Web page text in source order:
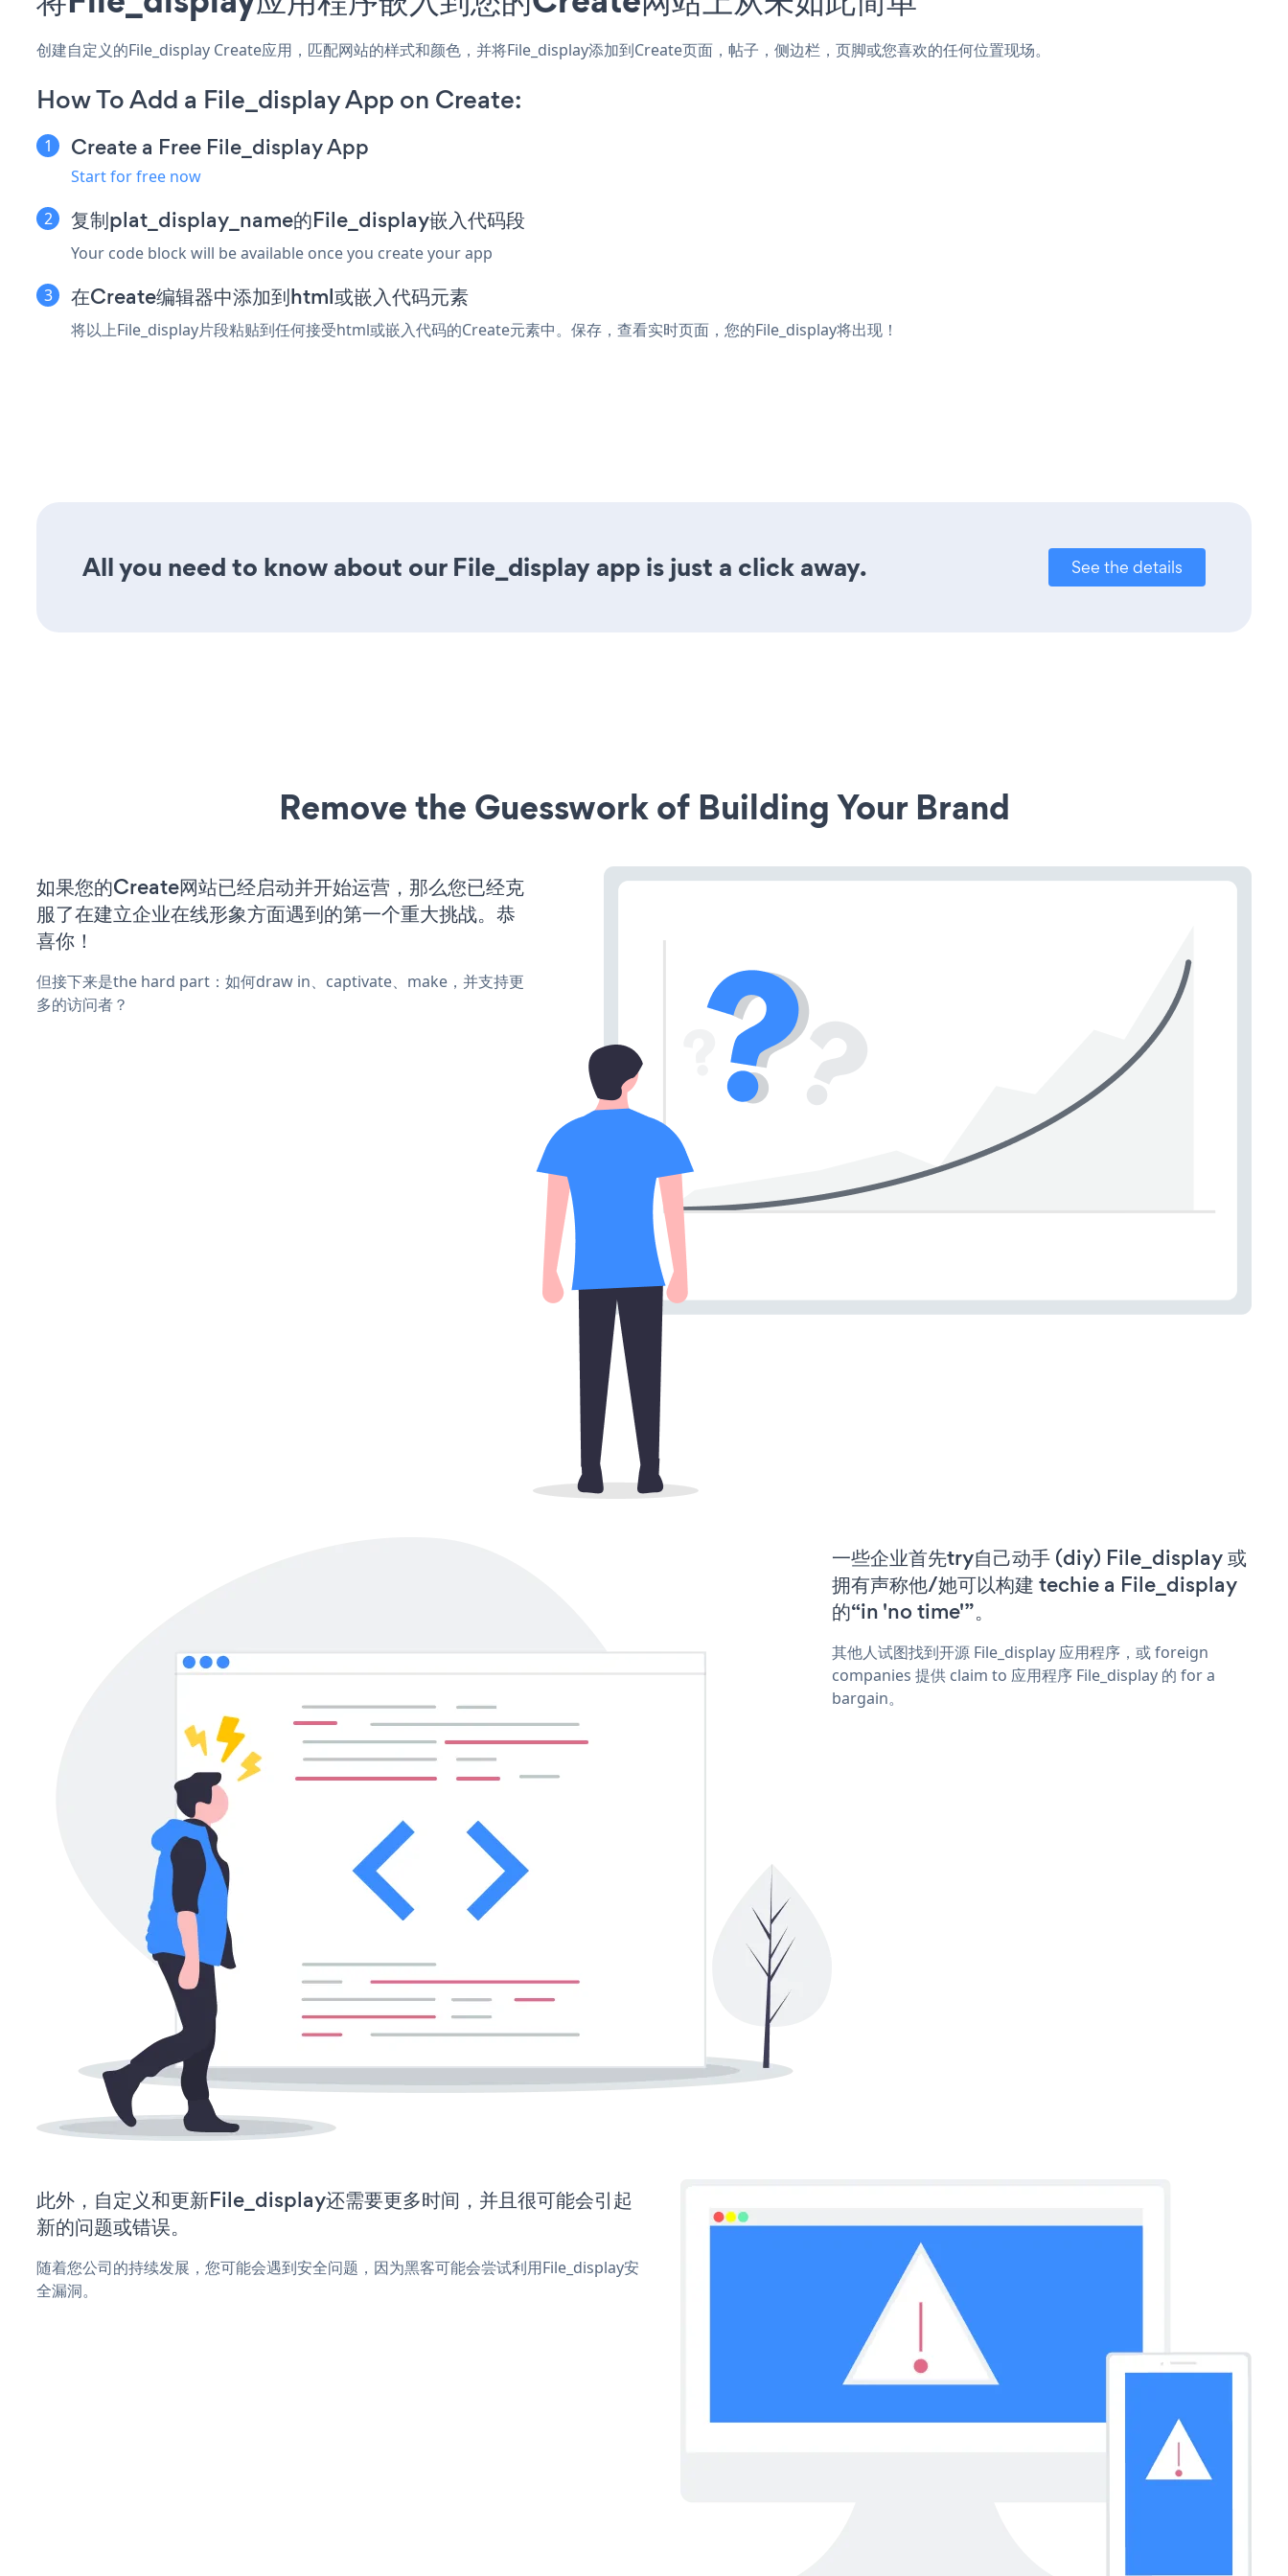
创建自定义的File_display Create应用，匹配网站的样式和颜色，并将File_display添加到Create页面，帖子，侧边栏，页脚或您喜欢的任何位置现场。
How To Add a File_display App on Create:
Create a Free File_display App
Start for free now
复制plat_display_name的File_display嵌入代码段
Your code block will be available once you create your app
在Create编辑器中添加到html或嵌入代码元素
将以上File_display片段粘贴到任何接受html或嵌入代码的Create元素中。保存，查看实时页面，您的File_display将出现！
All you need to know about our File_display app is just a click away. See the details
Remove the Guesswork of Building Your Brand
如果您的Create网站已经启动并开始运营，那么您已经克
服了在建立企业在线形象方面遇到的第一个重大挑战。恭
喜你！
但接下来是the hard part：如何draw in、captivate、make，并支持更
多的访问者？
一些企业首先try自己动手 (diy) File_display 或
拥有声称他/她可以构建 techie a File_display
的“in 'no time'”。
其他人试图找到开源 File_display 应用程序，或 foreign
companies 提供 claim to 应用程序 File_display 的 for a
bargain。
此外，自定义和更新File_display还需要更多时间，并且很可能会引起
新的问题或错误。
随着您公司的持续发展，您可能会遇到安全问题，因为黑客可能会尝试利用File_display安
全漏洞。